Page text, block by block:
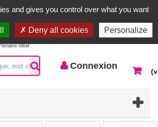
Contactez-nous
Connexion
and gives you control over what you want
Deny all cookies Personalize